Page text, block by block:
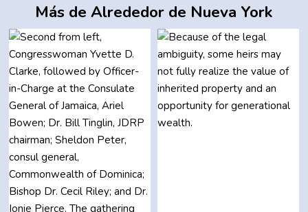
Más de Alrededor de Nueva York